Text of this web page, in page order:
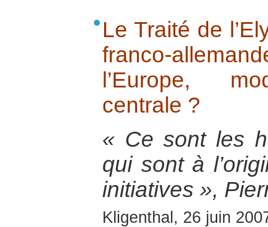
Le Traité de
franco-
l’Europe,
centrale ?
« Ce sont les
qui sont à
initiatives »,
Kligenthal, 26 juin